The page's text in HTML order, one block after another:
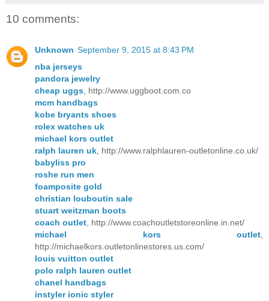
10 comments:
Unknown September 9, 2015 at 8:43 PM
nba jerseys
pandora jewelry
cheap uggs, http://www.uggboot.com.co
mcm handbags
kobe bryants shoes
rolex watches uk
michael kors outlet
ralph lauren uk, http://www.ralphlauren-outletonline.co.uk/
babyliss pro
roshe run men
foamposite gold
christian louboutin sale
stuart weitzman boots
coach outlet, http://www.coachoutletstoreonline.in.net/
michael kors outlet,
http://michaelkors.outletonlinestores.us.com/
louis vuitton outlet
polo ralph lauren outlet
chanel handbags
instyler ionic styler